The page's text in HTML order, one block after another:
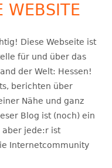
WEBSITE
Diese Webseite ist
für und über das
der Welt: Hessen!
berichten über
Nähe und ganz
Blog ist (noch) ein
aber jede:r ist
Internetcommunity